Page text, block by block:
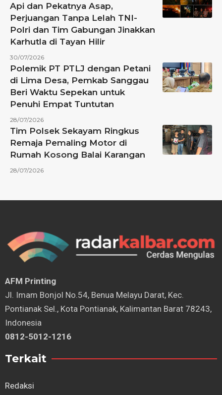
Api dan Pekatnya Asap,
Perjuangan Tanpa Lelah TNI-
Polri dan Tim Gabungan Jinakkan
Karhutla di Tayan Hilir
30/07/2026
Polemik PT PTLJ dengan Petani
di Lima Desa, Pemkab Sanggau
Beri Waktu Sepekan untuk
Penuhi Empat Tuntutan
28/07/2026
Tim Polsek Sekayam Ringkus
Remaja Pemaling Motor di
Rumah Kosong Balai Karangan
28/07/2026
AFM Printing
⁠Jl. Imam Bonjol No.54, Benua Melayu Darat, Kec.
Pontianak Sel., Kota Pontianak, Kalimantan Barat 78243,
Indonesia
0812-5012-1216
Terkait
Redaksi